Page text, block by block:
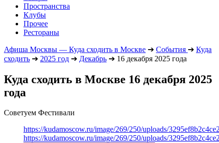
Пространства
Клубы
Прочее
Рестораны
Афиша Москвы — Куда сходить в Москве ➔ События ➔ Куда
сходить ➔ 2025 год ➔ Декабрь ➔ 16 декабря 2025 года
Куда сходить в Москве 16 декабря 2025
года
Советуем Фестивали
https://kudamoscow.ru/image/269/250/uploads/
https://kudamoscow.ru/image/269/250/uploads/